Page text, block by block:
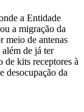
a Entidade
a migração da
meio de antenas
de já ter
de kits receptores à
desocupação da